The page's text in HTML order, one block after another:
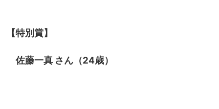
【特別賞】
佐藤一真 さん（24歳）